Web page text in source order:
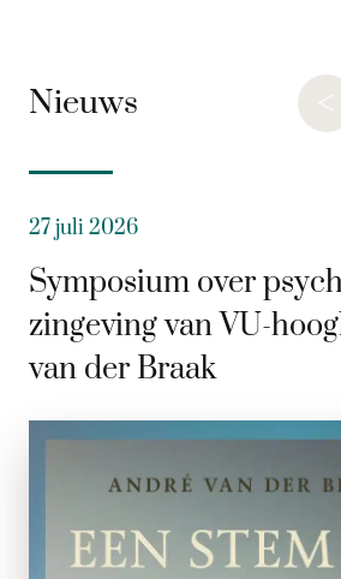
Nieuws <
27 juli 2026
Symposium over
zingeving van VU-
van der Braak